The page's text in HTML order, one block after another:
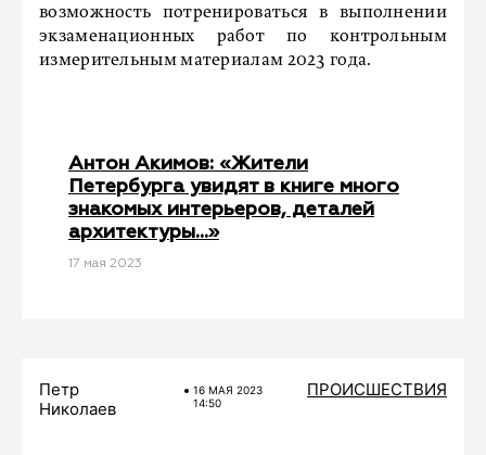
возможность потренироваться в выполнении
экзаменационных работ по контрольным
измерительным материалам 2023 года.
Антон Акимов: «Жители
Петербурга увидят в книге много
знакомых интерьеров, деталей
архитектуры…»
17 мая 2023
Петр
Николаев
16 МАЯ 2023
14:50
ПРОИСШЕСТВИЯ